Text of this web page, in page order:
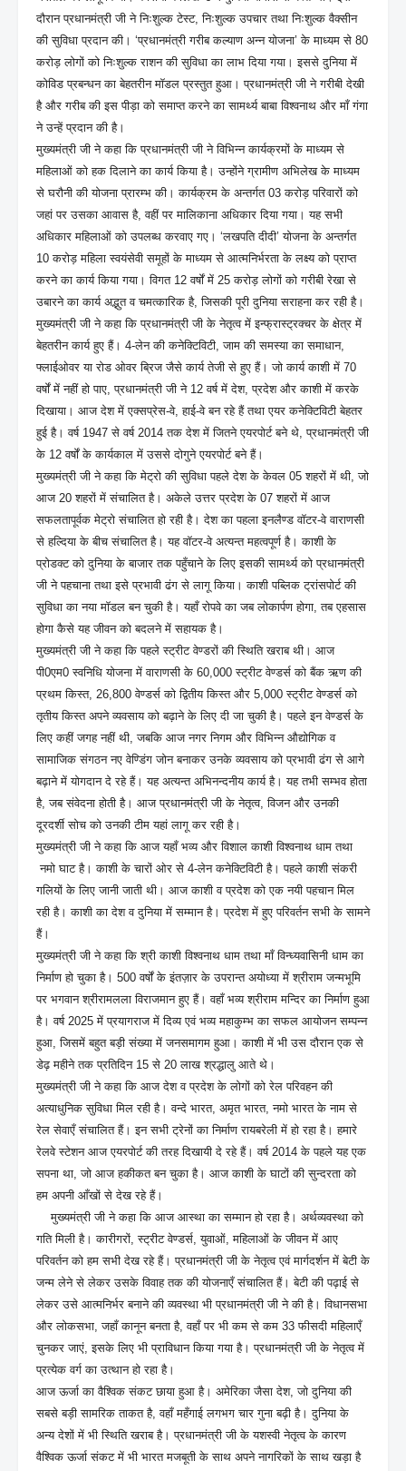
दौरान प्रधानमंत्री जी ने निःशुल्क टेस्ट, निःशुल्क उपचार तथा निःशुल्क वैक्सीन
की सुविधा प्रदान की। ‘प्रधानमंत्री गरीब कल्याण अन्न योजना’ के माध्यम से 80
करोड़ लोगों को निःशुल्क राशन की सुविधा का लाभ दिया गया। इससे दुनिया में
कोविड प्रबन्धन का बेहतरीन मॉडल प्रस्तुत हुआ। प्रधानमंत्री जी ने गरीबी देखी
है और गरीब की इस पीड़ा को समाप्त करने का सामर्थ्य बाबा विश्वनाथ और माँ गंगा
ने उन्हें प्रदान की है।
मुख्यमंत्री जी ने कहा कि प्रधानमंत्री जी ने विभिन्न कार्यक्रमों के माध्यम से
महिलाओं को हक दिलाने का कार्य किया है। उन्होंने ग्रामीण अभिलेख के माध्यम
से घरौनी की योजना प्रारम्भ की। कार्यक्रम के अन्तर्गत 03 करोड़ परिवारों को
जहां पर उसका आवास है, वहीं पर मालिकाना अधिकार दिया गया। यह सभी
अधिकार महिलाओं को उपलब्ध करवाए गए। ‘लखपति दीदी’ योजना के अन्तर्गत
10 करोड़ महिला स्वयंसेवी समूहों के माध्यम से आत्मनिर्भरता के लक्ष्य को प्राप्त
करने का कार्य किया गया। विगत 12 वर्षों में 25 करोड़ लोगों को गरीबी रेखा से
उबारने का कार्य अद्भुत व चमत्कारिक है, जिसकी पूरी दुनिया सराहना कर रही है।
मुख्यमंत्री जी ने कहा कि प्रधानमंत्री जी के नेतृत्व में इन्फ्रास्ट्रक्चर के क्षेत्र में
बेहतरीन कार्य हुए हैं। 4-लेन की कनेक्टिविटी, जाम की समस्या का समाधान,
फ्लाईओवर या रोड ओवर ब्रिज जैसे कार्य तेजी से हुए हैं। जो कार्य काशी में 70
वर्षों में नहीं हो पाए, प्रधानमंत्री जी ने 12 वर्ष में देश, प्रदेश और काशी में करके
दिखाया। आज देश में एक्सप्रेस-वे, हाई-वे बन रहे हैं तथा एयर कनेक्टिविटी बेहतर
हुई है। वर्ष 1947 से वर्ष 2014 तक देश में जितने एयरपोर्ट बने थे, प्रधानमंत्री जी
के 12 वर्षों के कार्यकाल में उससे दोगुने एयरपोर्ट बने हैं।
मुख्यमंत्री जी ने कहा कि मेट्रो की सुविधा पहले देश के केवल 05 शहरों में थी, जो
आज 20 शहरों में संचालित है। अकेले उत्तर प्रदेश के 07 शहरों में आज
सफलतापूर्वक मेट्रो संचालित हो रही है। देश का पहला इनलैण्ड वॉटर-वे वाराणसी
से हल्दिया के बीच संचालित है। यह वॉटर-वे अत्यन्त महत्वपूर्ण है। काशी के
प्रोडक्ट को दुनिया के बाजार तक पहुँचाने के लिए इसकी सामर्थ्य को प्रधानमंत्री
जी ने पहचाना तथा इसे प्रभावी ढंग से लागू किया। काशी पब्लिक ट्रांसपोर्ट की
सुविधा का नया मॉडल बन चुकी है। यहाँ रोपवे का जब लोकार्पण होगा, तब एहसास
होगा कैसे यह जीवन को बदलने में सहायक है।
मुख्यमंत्री जी ने कहा कि पहले स्ट्रीट वेण्डरों की स्थिति खराब थी। आज
पी0एम0 स्वनिधि योजना में वाराणसी के 60,000 स्ट्रीट वेण्डर्स को बैंक ऋण की
प्रथम किस्त, 26,800 वेण्डर्स को द्वितीय किस्त और 5,000 स्ट्रीट वेण्डर्स को
तृतीय किस्त अपने व्यवसाय को बढ़ाने के लिए दी जा चुकी है। पहले इन वेण्डर्स के
लिए कहीं जगह नहीं थी, जबकि आज नगर निगम और विभिन्न औद्योगिक व
सामाजिक संगठन नए वेण्डिंग जोन बनाकर उनके व्यवसाय को प्रभावी ढंग से आगे
बढ़ाने में योगदान दे रहे हैं। यह अत्यन्त अभिनन्दनीय कार्य है। यह तभी सम्भव होता
है, जब संवेदना होती है। आज प्रधानमंत्री जी के नेतृत्व, विजन और उनकी
दूरदर्शी सोच को उनकी टीम यहां लागू कर रही है।
मुख्यमंत्री जी ने कहा कि आज यहाँ भव्य और विशाल काशी विश्वनाथ धाम तथा
नमो घाट है। काशी के चारों ओर से 4-लेन कनेक्टिविटी है। पहले काशी संकरी
गलियों के लिए जानी जाती थी। आज काशी व प्रदेश को एक नयी पहचान मिल
रही है। काशी का देश व दुनिया में सम्मान है। प्रदेश में हुए परिवर्तन सभी के सामने
हैं।
मुख्यमंत्री जी ने कहा कि श्री काशी विश्वनाथ धाम तथा माँ विन्ध्यवासिनी धाम का
निर्माण हो चुका है। 500 वर्षों के इंतज़ार के उपरान्त अयोध्या में श्रीराम जन्मभूमि
पर भगवान श्रीरामलला विराजमान हुए हैं। वहाँ भव्य श्रीराम मन्दिर का निर्माण हुआ
है। वर्ष 2025 में प्रयागराज में दिव्य एवं भव्य महाकुम्भ का सफल आयोजन सम्पन्न
हुआ, जिसमें बहुत बड़ी संख्या में जनसमागम हुआ। काशी में भी उस दौरान एक से
डेढ़ महीने तक प्रतिदिन 15 से 20 लाख श्रद्धालु आते थे।
मुख्यमंत्री जी ने कहा कि आज देश व प्रदेश के लोगों को रेल परिवहन की
अत्याधुनिक सुविधा मिल रही है। वन्दे भारत, अमृत भारत, नमो भारत के नाम से
रेल सेवाएँ संचालित हैं। इन सभी ट्रेनों का निर्माण रायबरेली में हो रहा है। हमारे
रेलवे स्टेशन आज एयरपोर्ट की तरह दिखायी दे रहे हैं। वर्ष 2014 के पहले यह एक
सपना था, जो आज हकीकत बन चुका है। आज काशी के घाटों की सुन्दरता को
हम अपनी आँखों से देख रहे हैं।
मुख्यमंत्री जी ने कहा कि आज आस्था का सम्मान हो रहा है। अर्थव्यवस्था को
गति मिली है। कारीगरों, स्ट्रीट वेण्डर्स, युवाओं, महिलाओं के जीवन में आए
परिवर्तन को हम सभी देख रहे हैं। प्रधानमंत्री जी के नेतृत्व एवं मार्गदर्शन में बेटी के
जन्म लेने से लेकर उसके विवाह तक की योजनाएँ संचालित हैं। बेटी की पढ़ाई से
लेकर उसे आत्मनिर्भर बनाने की व्यवस्था भी प्रधानमंत्री जी ने की है। विधानसभा
और लोकसभा, जहाँ कानून बनता है, वहाँ पर भी कम से कम 33 फीसदी महिलाएँ
चुनकर जाएं, इसके लिए भी प्राविधान किया गया है। प्रधानमंत्री जी के नेतृत्व में
प्रत्येक वर्ग का उत्थान हो रहा है।
आज ऊर्जा का वैश्विक संकट छाया हुआ है। अमेरिका जैसा देश, जो दुनिया की
सबसे बड़ी सामरिक ताकत है, वहाँ महँगाई लगभग चार गुना बढ़ी है। दुनिया के
अन्य देशों में भी स्थिति खराब है। प्रधानमंत्री जी के यशस्वी नेतृत्व के कारण
वैश्विक ऊर्जा संकट में भी भारत मजबूती के साथ अपने नागरिकों के साथ खड़ा है